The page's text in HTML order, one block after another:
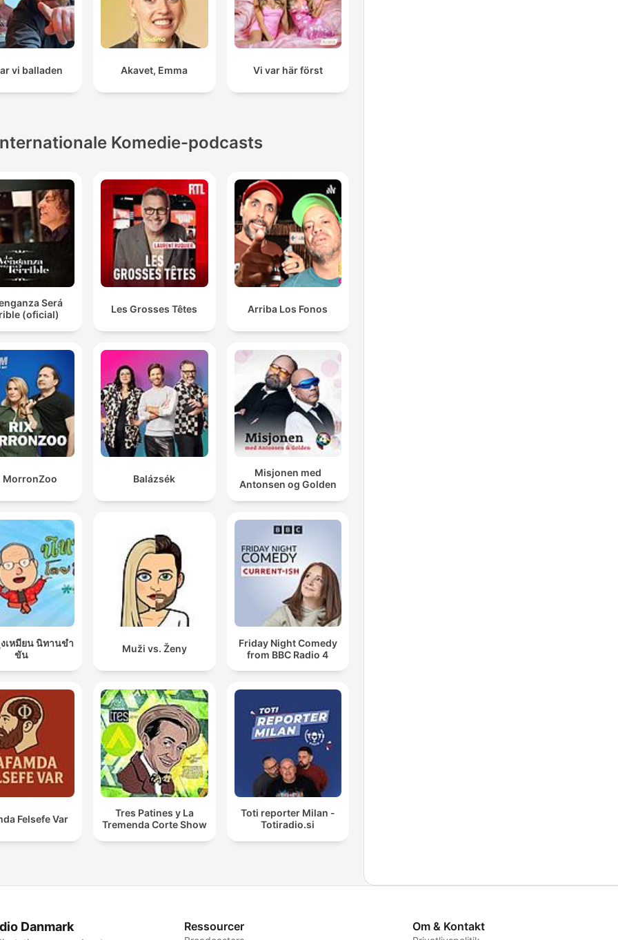
vi balladen Akavet, Emma Vi var här först
Komedie-podcasts
Será
(oficial)
Les Grosses Têtes Arriba Los Fonos
MorronZoo Balázsék
Misjonen med
Antonsen og Golden
เหมียน นิทานขำ
ขัน
Muži vs. Ženy
Friday Night Comedy
from BBC Radio 4
Felsefe Var
Tres Patines y La
Tremenda Corte Show
Toti reporter Milan -
Totiradio.si
Danmark Ressourcer Om & Kontakt